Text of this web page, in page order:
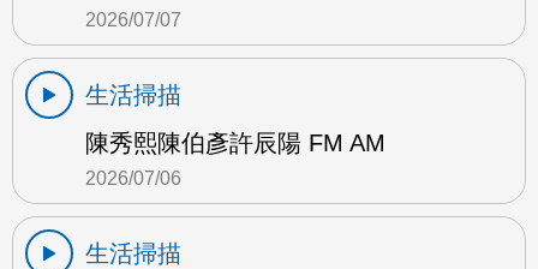
2026/07/07
生活掃描
陳秀熙陳伯彥許辰陽 FM AM
2026/07/06
生活掃描